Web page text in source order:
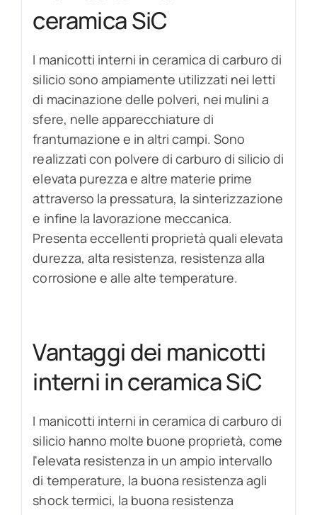
ceramica SiC
I manicotti interni in ceramica di carburo di
silicio sono ampiamente utilizzati nei letti
di macinazione delle polveri, nei mulini a
sfere, nelle apparecchiature di
frantumazione e in altri campi. Sono
realizzati con polvere di carburo di silicio di
elevata purezza e altre materie prime
attraverso la pressatura, la sinterizzazione
e infine la lavorazione meccanica.
Presenta eccellenti proprietà quali elevata
durezza, alta resistenza, resistenza alla
corrosione e alle alte temperature.
Vantaggi dei manicotti
interni in ceramica SiC
I manicotti interni in ceramica di carburo di
silicio hanno molte buone proprietà, come
l'elevata resistenza in un ampio intervallo
di temperature, la buona resistenza agli
shock termici, la buona resistenza